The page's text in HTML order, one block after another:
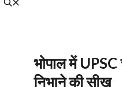
भोपाल में UPSC
निभाने की सीख